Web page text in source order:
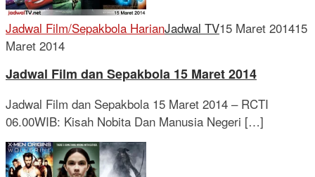
Jadwal Film/Sepakbola HarianJadwal TV15 Maret 201415
Maret 2014
Jadwal Film dan Sepakbola 15 Maret 2014
Jadwal Film dan Sepakbola 15 Maret 2014 – RCTI
06.00WIB: Kisah Nobita Dan Manusia Negeri […]